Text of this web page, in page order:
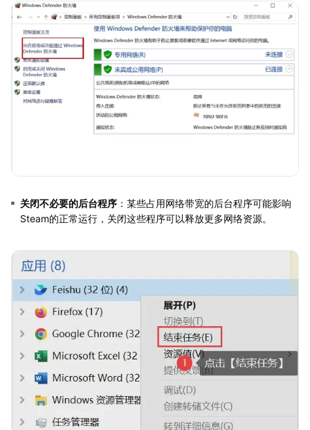
关闭不必要的后台程序 ：某些占用网络带宽的后台程序可能影响
Steam的正常运行，关闭这些程序可以释放更多网络资源。